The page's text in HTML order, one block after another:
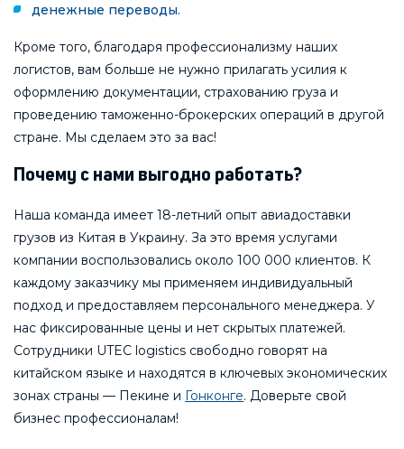
денежные переводы.
Кроме того, благодаря профессионализму наших
логистов, вам больше не нужно прилагать усилия к
оформлению документации, страхованию груза и
проведению таможенно-брокерских операций в другой
стране. Мы сделаем это за вас!
Почему с нами выгодно работать?
Наша команда имеет 18-летний опыт авиадоставки
грузов из Китая в Украину. За это время услугами
компании воспользовались около 100 000 клиентов. К
каждому заказчику мы применяем индивидуальный
подход и предоставляем персонального менеджера. У
нас фиксированные цены и нет скрытых платежей.
Сотрудники UTEC logistics свободно говорят на
китайском языке и находятся в ключевых экономических
зонах страны — Пекине и Гонконге. Доверьте свой
бизнес профессионалам!